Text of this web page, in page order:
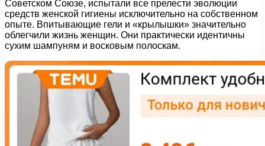
Советском Союзе, испытали все прелести эволюции
средств женской гигиены исключительно на собственном
опыте. Впитывающие гели и «крылышки» значительно
облегчили жизнь женщин. Они практически идентичны
сухим шампуням и восковым полоскам.